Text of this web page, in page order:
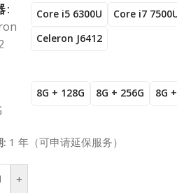
Core i5 6300U Core i7
Celeron J6412
8G + 128G 8G + 256G 8G
: 1 年（可申请延保服务）
+